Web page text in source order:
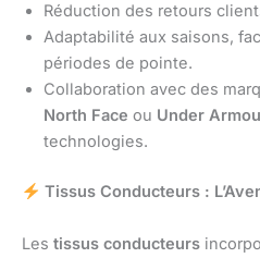
Réduction des retours
Adaptabilité aux saisons,
périodes de pointe.
Collaboration avec des
North Face ou Under
technologies.
Tissus Conducteurs :
Les tissus conducteurs